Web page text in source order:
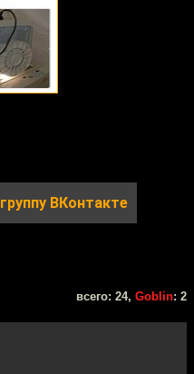
группу ВКонтакте
всего: 24, Goblin: 2